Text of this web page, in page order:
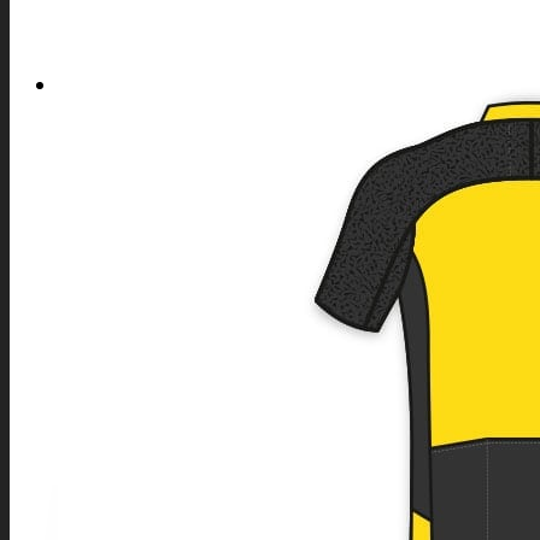
NABÍDKA PRO VŠECHNY SPORTY
SOFTSHELLOVÉ A DALŠÍ BUNDY
SPORTOVNÍ SPODNÍ PRÁDLO
SPORTOVNÍ KOMPRESNÍ PODKOLENKY